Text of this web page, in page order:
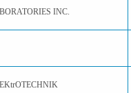
INC.